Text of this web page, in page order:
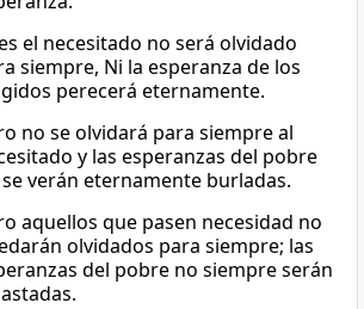
el necesitado no será olvidado
siempre, Ni la esperanza de los
perecerá eternamente.
no se olvidará para siempre al
y las esperanzas del pobre
verán eternamente burladas.
aquellos que pasen necesidad no
olvidados para siempre; las
del pobre no siempre serán